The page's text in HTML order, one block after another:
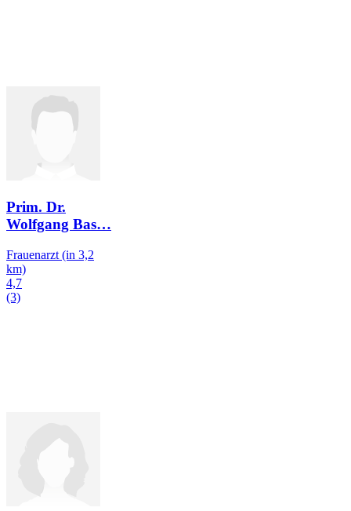
Prim. Dr.
Wolfgang Bas…
Frauenarzt (in 3,2
km)
4,7
(3)